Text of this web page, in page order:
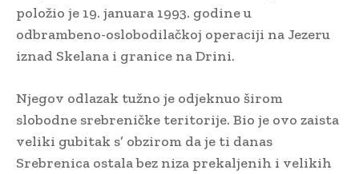
položio je 19. januara 1993. godine u
odbrambeno-oslobodilačkoj operaciji na Jezeru
iznad Skelana i granice na Drini.
Njegov odlazak tužno je odjeknuo širom
slobodne srebreničke teritorije. Bio je ovo zaista
veliki gubitak s’ obzirom da je ti danas
Srebrenica ostala bez niza prekaljenih i velikih